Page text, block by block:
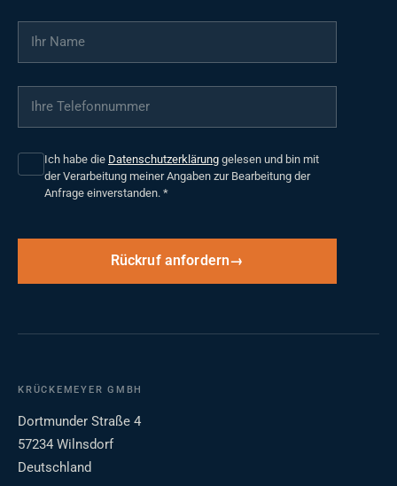
Ihr Name
Ihre Telefonnummer
Ich habe die Datenschutzerklärung gelesen und bin mit
der Verarbeitung meiner Angaben zur Bearbeitung der
Anfrage einverstanden. *
Rückruf anfordern
KRÜCKEMEYER GMBH
Dortmunder Straße 4
57234 Wilnsdorf
Deutschland